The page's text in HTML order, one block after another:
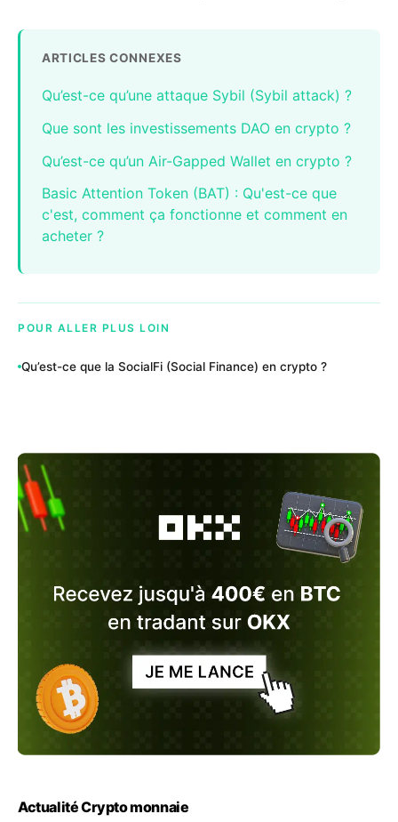
ARTICLES CONNEXES
Qu’est-ce qu’une attaque Sybil (Sybil attack) ?
Que sont les investissements DAO en crypto ?
Qu’est-ce qu’un Air-Gapped Wallet en crypto ?
Basic Attention Token (BAT) : Qu'est-ce que
c'est, comment ça fonctionne et comment en
acheter ?
POUR ALLER PLUS LOIN
Qu’est-ce que la SocialFi (Social Finance) en crypto ?
Actualité Crypto monnaie